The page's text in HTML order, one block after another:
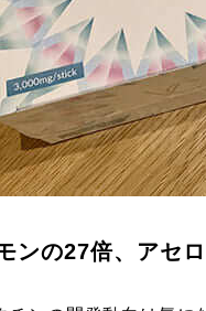
ンの27倍、アセ